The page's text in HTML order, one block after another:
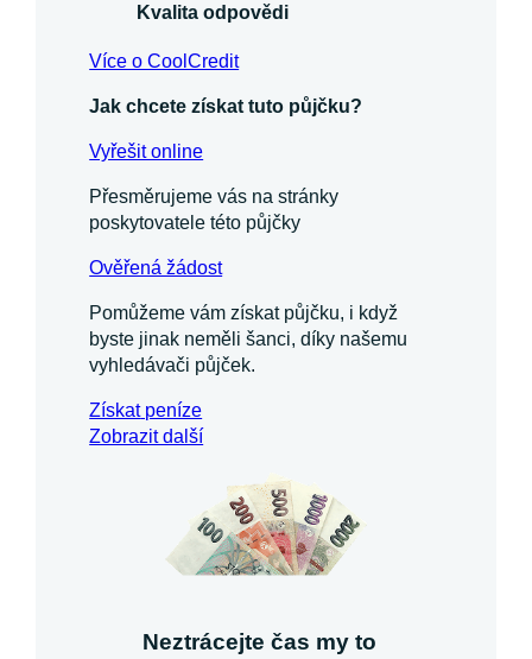
Kvalita odpovědi
Více o CoolCredit
Jak chcete získat tuto půjčku?
Vyřešit online
Přesměrujeme vás na stránky
poskytovatele této půjčky
Ověřená žádost
Pomůžeme vám získat půjčku, i když
byste jinak neměli šanci, díky našemu
vyhledávači půjček.
Získatpeníze
Zobrazit další
Neztrácejte čas my to